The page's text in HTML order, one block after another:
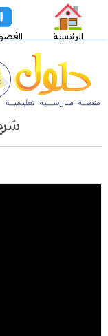
الرئيسية